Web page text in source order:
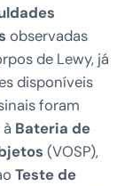
observadas
de Lewy, já
disponíveis
foram
Bateria de
(VOSP),
Teste de